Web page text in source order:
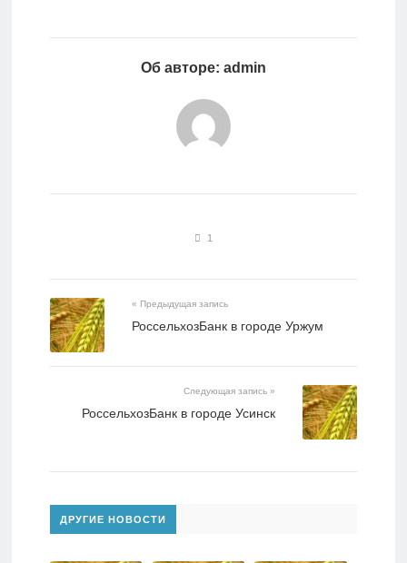
Об авторе: admin
1
« Предыдущая запись
РоссельхозБанк в городе Уржум
Следующая запись »
РоссельхозБанк в городе Усинск
ДРУГИЕ НОВОСТИ